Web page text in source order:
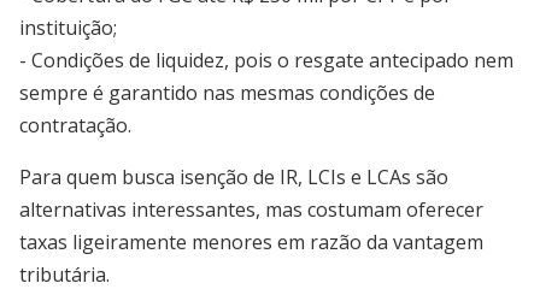
instituição;
- Condições de liquidez, pois o resgate antecipado nem
sempre é garantido nas mesmas condições de
contratação.
Para quem busca isenção de IR, LCIs e LCAs são
alternativas interessantes, mas costumam oferecer
taxas ligeiramente menores em razão da vantagem
tributária.